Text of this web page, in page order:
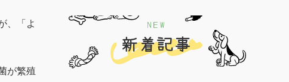
、「よ
が繁殖
NEW
新着記事